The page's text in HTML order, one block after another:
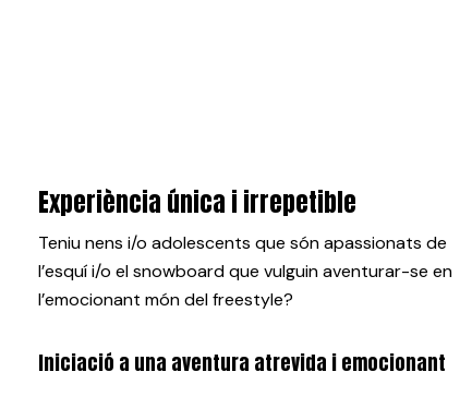
Experiència única i irrepetible
Teniu nens i/o adolescents que són apassionats de
l’esquí i/o el snowboard que vulguin aventurar-se en
l’emocionant món del freestyle?
Iniciació a una aventura atrevida i emocionant